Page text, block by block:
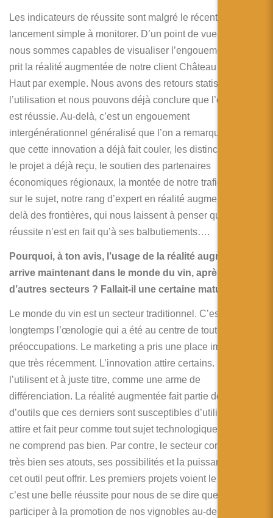
Les indicateurs de réussite sont malgré le récent
lancement simple à monitorer. D’un point de vue quantitatif,
nous sommes capables de visualiser l’engouement qu’a
prit la réalité augmentée de notre client Château Puech
Haut par exemple. Nous avons des retours statistiques sur
l’utilisation et nous pouvons déjà conclure que l’opération
est réussie. Au-delà, c’est un engouement
intergénérationnel généralisé que l’on a remarqué, l’encre
que cette innovation a déjà fait couler, les distinctions que
le projet a déjà reçu, le soutien des partenaires
économiques régionaux, la montée de notre trafic internet
sur le sujet, notre rang d’expert en réalité augmentée au-
delà des frontières, qui nous laissent à penser que la
réussite n’est en fait qu’à ses balbutiements….
Pourquoi, à ton avis, l’usage de la réalité augmentée
arrive maintenant dans le monde du vin, après pas mal
d’autres secteurs ? Fallait-il une certaine maturité ?
Le monde du vin est un secteur traditionnel. C’est
longtemps l’œnologie qui a été au centre de toutes les
préoccupations. Le marketing a pris une place importante
que très récemment. L’innovation attire certains. Ils
l’utilisent et à juste titre, comme une arme de
différenciation. La réalité augmentée fait partie de la palette
d’outils que ces derniers sont susceptibles d’utiliser. La RA
attire et fait peur comme tout sujet technologique que l’on
ne comprend pas bien. Par contre, le secteur comprend
très bien ses atouts, ses possibilités et la puissance que
cet outil peut offrir. Les premiers projets voient le jour. Et
c’est une belle réussite pour nous de se dire que l’on va
participer à la promotion de nos vignobles au-delà des